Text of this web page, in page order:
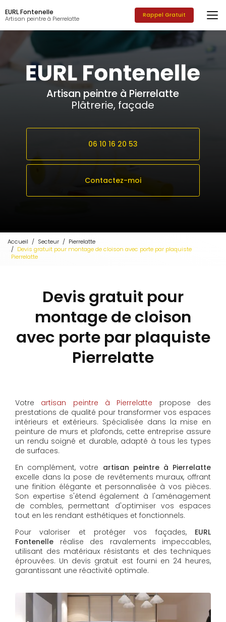
au
contenu
principal
EURL Fontenelle
Artisan peintre à Pierrelatte Rappel Gratuit
Artisan peintre à Pierrelatte
Plâtrerie, façade
06 10 16 20 53
Contactez-moi
Accueil Secteur
Pierrelatte
Devis gratuit pour montage de cloison avec porte par plaquiste
Pierrelatte
Devis gratuit pour
montage de cloison
avec porte par plaquiste
Pierrelatte
Votre artisan peintre à Pierrelatte propose des
prestations de qualité pour transformer vos espaces
intérieurs et extérieurs. Spécialisée dans la mise en
peinture de murs et plafonds, cette entreprise assure
un rendu soigné et durable, adapté à tous les types
de surfaces.
En complément, votre artisan peintre à Pierrelatte
excelle dans la pose de revêtements muraux, offrant
une finition élégante et personnalisée à vos pièces.
Son expertise s'étend également à l'aménagement
de combles, permettant d'optimiser vos espaces
tout en les rendant esthétiques et fonctionnels.
Pour valoriser et protéger vos façades, EURL
Fontenelle réalise des ravalements impeccables,
utilisant des matériaux résistants et des techniques
éprouvées. Un devis gratuit est fourni en 24 heures,
garantissant une réactivité optimale.